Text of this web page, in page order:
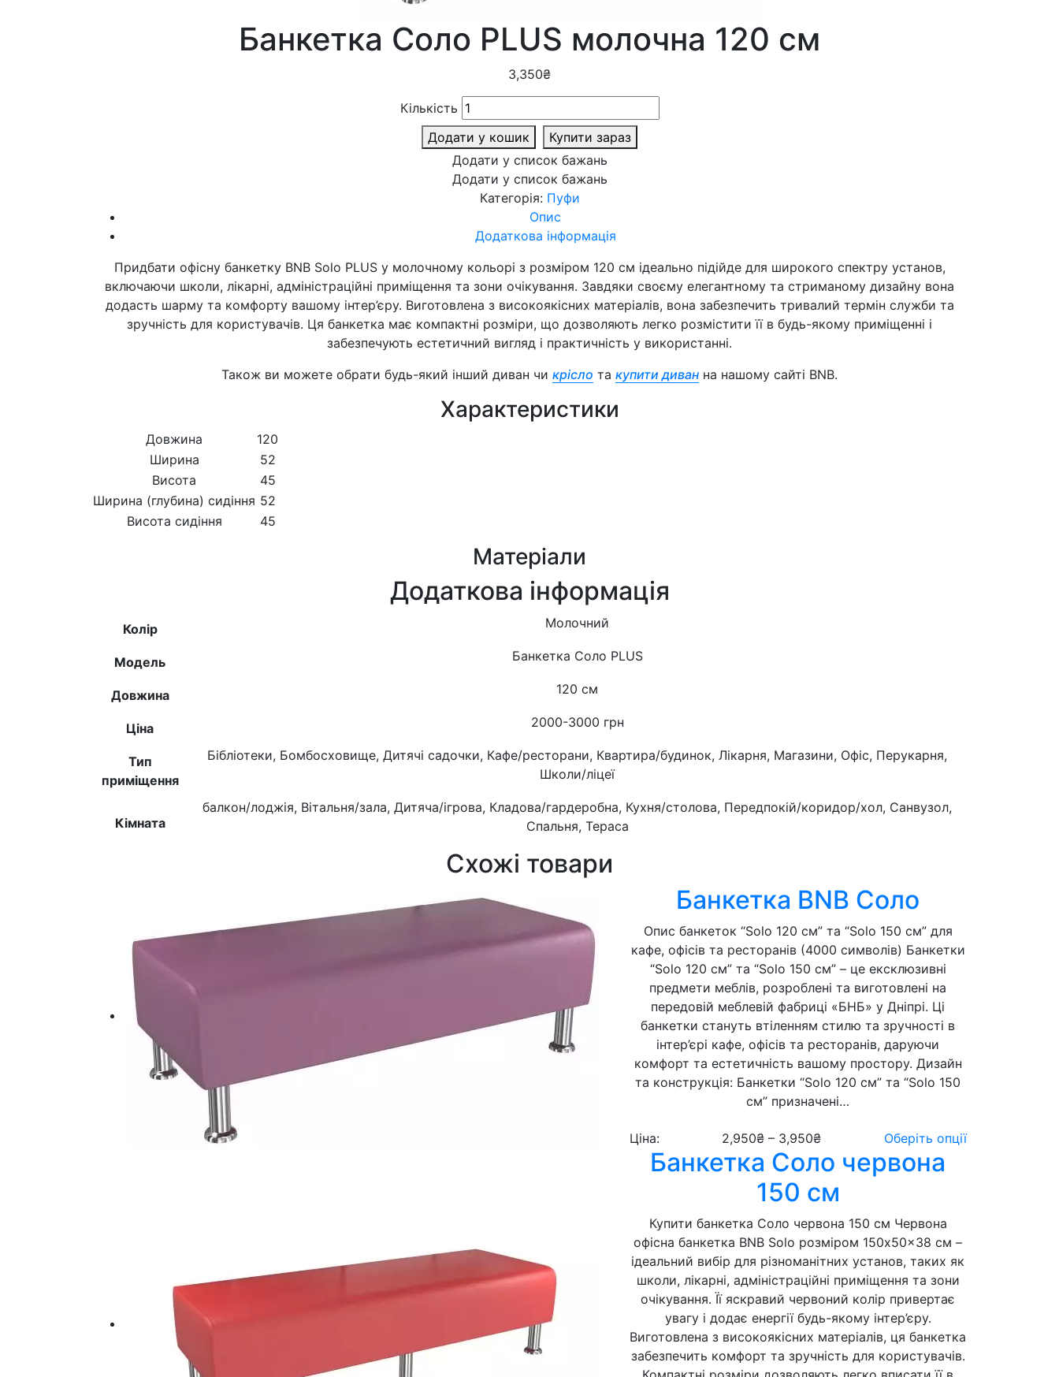
Банкетка Соло PLUS молочна 120 см
3,350₴
Кількість
Додати у кошик
Купити зараз
Додати у список бажань
Додати у список бажань
Категорія: Пуфи
Опис
Додаткова інформація
Придбати офісну банкетку BNB Solo PLUS у молочному кольорі з розміром 120 см ідеально підійде для широкого спектру установ,
включаючи школи, лікарні, адміністраційні приміщення та зони очікування. Завдяки своєму елегантному та стриманому дизайну вона
додасть шарму та комфорту вашому інтер’єру. Виготовлена з високоякісних матеріалів, вона забезпечить тривалий термін служби та
зручність для користувачів. Ця банкетка має компактні розміри, що дозволяють легко розмістити її в будь-якому приміщенні і
забезпечують естетичний вигляд і практичність у використанні.
Також ви можете обрати будь-який інший диван чи крісло та купити диван на нашому сайті BNB.
Характеристики
Довжина
120
Ширина
52
Висота
45
Ширина (глубина) сидіння 52
Висота сидіння
45
Матеріали
Додаткова інформація
Колір Молочний
Модель Банкетка Соло PLUS
Довжина 120 см
Ціна 2000-3000 грн
Тип
приміщення
Бібліотеки, Бомбосховище, Дитячі садочки, Кафе/ресторани, Квартира/будинок, Лікарня, Магазини, Офіс, Перукарня,
Школи/ліцеї
Кімната
балкон/лоджія, Вітальня/зала, Дитяча/ігрова, Кладова/гардеробна, Кухня/столова, Передпокій/коридор/хол, Санвузол,
Спальня, Тераса
Схожі товари
Банкетка BNB Соло
Опис банкеток “Solo 120 см” та “Solo 150 см” для
кафе, офісів та ресторанів (4000 символів) Банкетки
“Solo 120 см” та “Solo 150 см” – це ексклюзивні
предмети меблів, розроблені та виготовлені на
передовій меблевій фабриці «БНБ» у Дніпрі. Ці
банкетки стануть втіленням стилю та зручності в
інтер’єрі кафе, офісів та ресторанів, даруючи
комфорт та естетичність вашому простору. Дизайн
та конструкція: Банкетки “Solo 120 см” та “Solo 150
см” призначені…
Ціна: 2,950₴ – 3,950₴ Оберіть опції
Банкетка Соло червона
150 см
Купити банкетка Соло червона 150 см Червона
офісна банкетка BNB Solo розміром 150x50x38 см –
ідеальний вибір для різноманітних установ, таких як
школи, лікарні, адміністраційні приміщення та зони
очікування. Її яскравий червоний колір привертає
увагу і додає енергії будь-якому інтер’єру.
Виготовлена з високоякісних матеріалів, ця банкетка
забезпечить комфорт та зручність для користувачів.